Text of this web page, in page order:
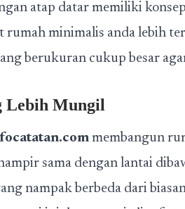
atap datar memiliki
rumah minimalis anda lebih
berukuran cukup besar
Lebih Mungil
membangun
sama dengan lantai
nampak berbeda dari